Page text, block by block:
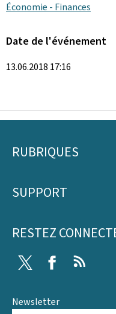
Économie - Finances
Date de l'événement
13.06.2018 17:16
Pied
page
RUBRIQUES
SUPPORT
RESTEZ
Twitter Facebook
Newsletter